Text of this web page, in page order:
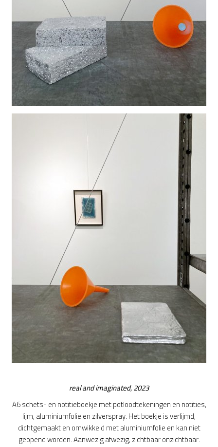
real and imaginated, 2023
A6 schets- en notitieboekje met potloodtekeningen en notities,
lijm, aluminiumfolie en zilverspray. Het boekje is verlijmd,
dichtgemaakt en omwikkeld met aluminiumfolie en kan niet
geopend worden. Aanwezig afwezig, zichtbaar onzichtbaar.